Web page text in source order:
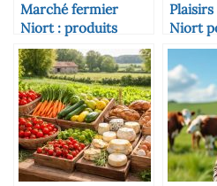
Marché fermier
Niort : produits
locaux pour
nutrition sportive
optimale
Niort
et